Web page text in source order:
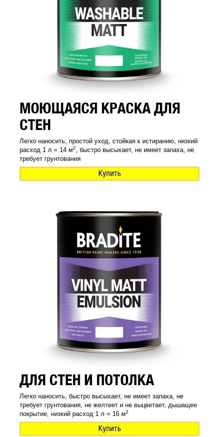
МОЮЩАЯСЯ КРАСКА ДЛЯ
СТЕН
Легко наносить, простой уход, стойкая к истиранию, низкий
расход 1 л = 14 м2
, быстро высыхает, не имеет запаха, не
требует грунтования
Купить
ДЛЯ СТЕН И ПОТОЛКА
Легко наносить, быстро высыхает, не имеет запаха, не
требует грунтования, не желтеет и не выцветает, дышащее
покрытие, низкий расход 1 л = 16 м2
Купить